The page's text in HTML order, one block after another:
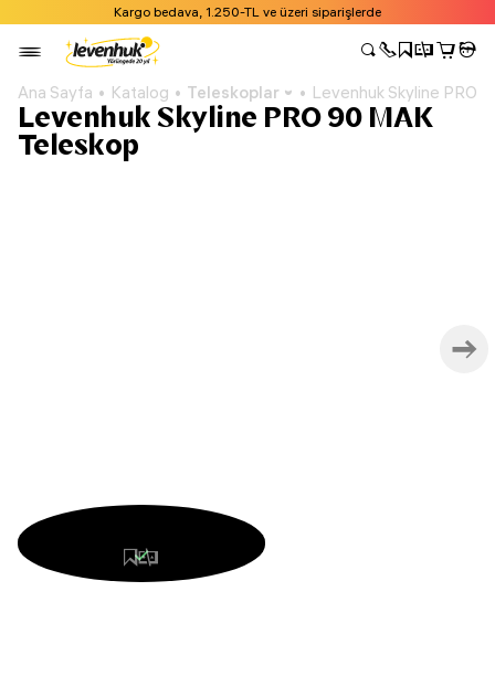
Kargo bedava, 1.250-TL ve üzeri siparişlerde
Ana Sayfa Katalog Teleskoplar Levenhuk Skyline PRO
Levenhuk Skyline PRO 90 MAK
Teleskop